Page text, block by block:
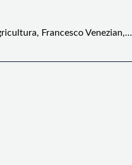
Francesco Venezian,…